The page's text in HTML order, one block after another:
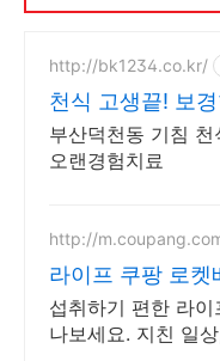
http://bk1234.co.kr/
천식 고
부산덕천동 기침 천식 호흡곤란, 원인별 근본치료,
오랜경험치료
http://
라이프 쿠팡 로켓
섭취하기 편한 라
나보세요. 지친 일